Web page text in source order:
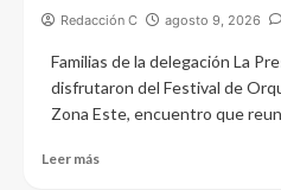
Redacción C agosto 9, 2026
Familias de la delegación La
disfrutaron del Festival de
Zona Este, encuentro que
Leer más